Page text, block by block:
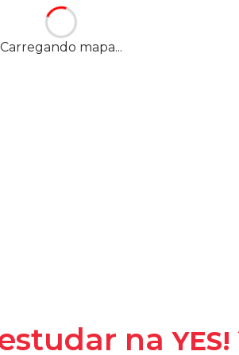
Carregando mapa...
naYES!